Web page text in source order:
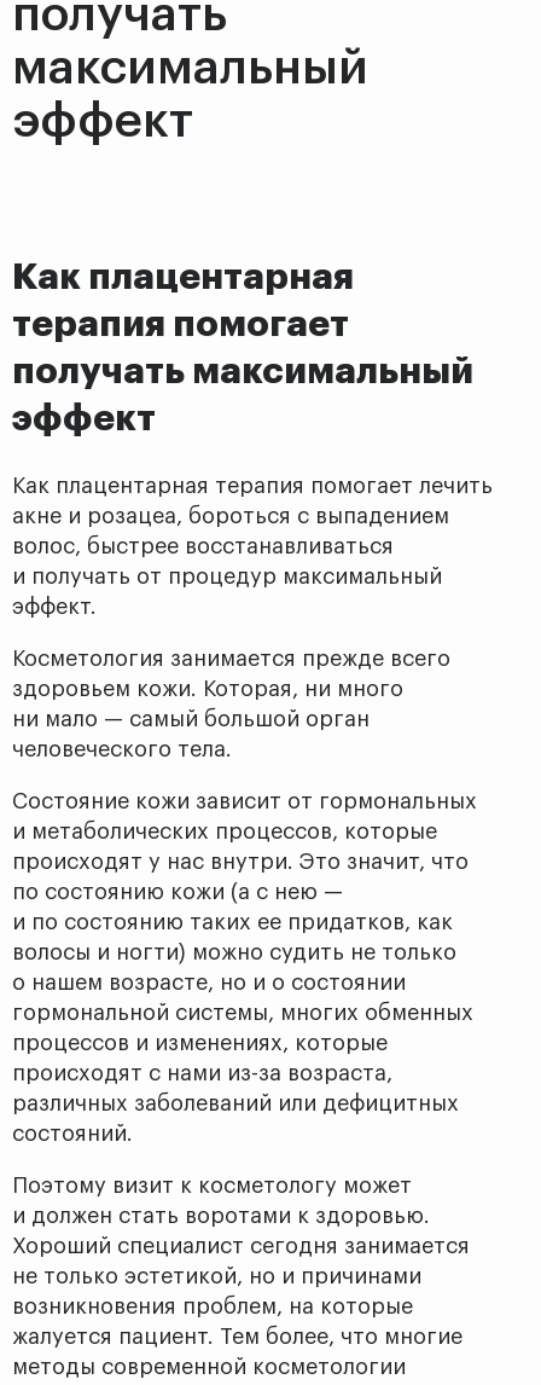
получать
максимальный
эффект
Как плацентарная
терапия помогает
получать максимальный
эффект
Как плацентарная терапия помогает лечить
акне и розацеа, бороться с выпадением
волос, быстрее восстанавливаться
и получать от процедур максимальный
эффект.
Косметология занимается прежде всего
здоровьем кожи. Которая, ни много
ни мало — самый большой орган
человеческого тела.
Состояние кожи зависит от гормональных
и метаболических процессов, которые
происходят у нас внутри. Это значит, что
по состоянию кожи (а с нею —
и по состоянию таких ее придатков, как
волосы и ногти) можно судить не только
о нашем возрасте, но и о состоянии
гормональной системы, многих обменных
процессов и изменениях, которые
происходят с нами из-за возраста,
различных заболеваний или дефицитных
состояний.
Поэтому визит к косметологу может
и должен стать воротами к здоровью.
Хороший специалист сегодня занимается
не только эстетикой, но и причинами
возникновения проблем, на которые
жалуется пациент. Тем более, что многие
методы современной косметологии